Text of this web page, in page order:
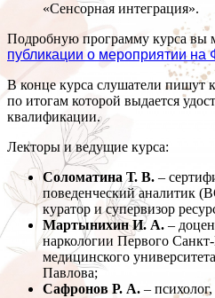
«Сенсорная интеграция».
Подробную программу курса вы
публикации о мероприятии на
В конце курса слушатели пишут
по итогам которой выдается
квалификации.
Лекторы и ведущие курса:
Соломатина Т. В. –
поведенческий аналитик
куратор и супервизор
Мартынихин И. А. –
наркологии Первого
медицинского
Павлова;
Сафронов Р. А. – психолог,